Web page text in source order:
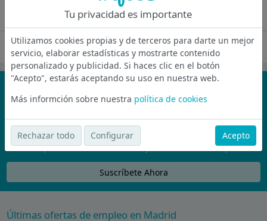
Oferta desactivada
¡No te pierdas nada!
Únete a la comunidad de wijobs y recibe por email las mejores
ofertas de empleo
Nunca compartiremos tu email con nadie y no te vamos a enviar spam
Suscríbete Ahora
Últimas ofertas de empleo en Madrid
Tu privacidad es importante
Utilizamos cookies propias y de terceros para darte un mejor
servicio, elaborar estadísticas y mostrarte contenido
personalizado y publicidad. Si haces clic en el botón
"Acepto", estarás aceptando su uso en nuestra web.
Más informción sobre nuestra política de cookies
Rechazar todo Configurar Acepto